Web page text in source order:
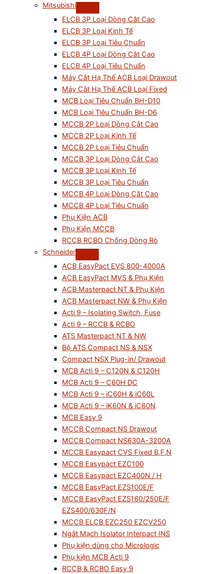
Mitsubishi
ELCB 3P Loại Dòng Cắt Cao
ELCB 3P Loại Kinh Tế
ELCB 3P Loại Tiêu Chuẩn
ELCB 4P Loại Dòng Cắt Cao
ELCB 4P Loại Tiêu Chuẩn
Máy Cắt Hạ Thế ACB Loại Drawout
Máy Cắt Hạ Thế ACB Loại Fixed
MCB Loại Tiêu Chuẩn BH-D10
MCB Loại Tiêu Chuẩn BH-D6
MCCB 2P Loại Dòng Cắt Cao
MCCB 2P Loại Kinh Tế
MCCB 2P Loại Tiêu Chuẩn
MCCB 3P Loại Dòng Cắt Cao
MCCB 3P Loại Kinh Tế
MCCB 3P Loại Tiêu Chuẩn
MCCB 4P Loại Dòng Cắt Cao
MCCB 4P Loại Tiêu Chuẩn
Phụ Kiện ACB
Phụ Kiện MCCB
RCCB RCBO Chống Dòng Rò
Schneider
ACB EasyPact EVS 800-4000A
ACB EasyPact MVS & Phụ Kiện
ACB Masterpact NT & Phụ Kiện
ACB Masterpact NW & Phụ Kiện
Acti 9 – Isolating Switch, Fuse
Acti 9 – RCCB & RCBO
ATS Masterpact NT & NW
Bộ ATS Compact NS & NSX
Compact NSX Plug-in/ Drawout
MCB Acti 9 – C120N & C120H
MCB Acti 9 – C60H DC
MCB Acti 9 – iC60H & iC60L
MCB Acti 9 – iK60N & iC60N
MCB Easy 9
MCCB Compact NS Drawout
MCCB Compact NS630A-3200A
MCCB Easypact CVS Fixed B,F,N
MCCB Easypact EZC100
MCCB Easypact EZC400N / H
MCCB EasyPact EZS100E/F
MCCB EasyPact EZS160/250E/F
EZS400/630F/N
MCCB ELCB EZC250 EZCV250
Ngắt Mạch Isolator Interpact INS
Phụ kiện dùng cho Micrologic
Phụ kiện MCB Acti 9
RCCB & RCBO Easy 9